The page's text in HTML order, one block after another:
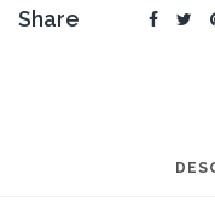
Share